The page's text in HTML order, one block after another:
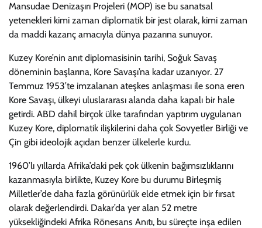
Mansudae Denizaşırı Projeleri (MOP) ise bu sanatsal
yetenekleri kimi zaman diplomatik bir jest olarak, kimi zaman
da maddi kazanç amacıyla dünya pazarına sunuyor.
Kuzey Kore’nin anıt diplomasisinin tarihi, Soğuk Savaş
döneminin başlarına, Kore Savaşı’na kadar uzanıyor. 27
Temmuz 1953’te imzalanan ateşkes anlaşması ile sona eren
Kore Savaşı, ülkeyi uluslararası alanda daha kapalı bir hale
getirdi. ABD dahil birçok ülke tarafından yaptırım uygulanan
Kuzey Kore, diplomatik ilişkilerini daha çok Sovyetler Birliği ve
Çin gibi ideolojik açıdan benzer ülkelerle kurdu.
1960’lı yıllarda Afrika’daki pek çok ülkenin bağımsızlıklarını
kazanmasıyla birlikte, Kuzey Kore bu durumu Birleşmiş
Milletler’de daha fazla görünürlük elde etmek için bir fırsat
olarak değerlendirdi. Dakar’da yer alan 52 metre
yüksekliğindeki Afrika Rönesans Anıtı, bu süreçte inşa edilen